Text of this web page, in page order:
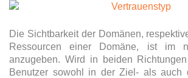
Die Sichtbarkeit der Domänen,
Ressourcen einer Domäne, ist im
anzugeben. Wird in beiden
Benutzer sowohl in der Ziel- als auch